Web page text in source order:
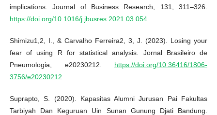
implications. Journal of Business Research, 131, 311–326.
https://doi.org/10.1016/j.jbusres.2021.03.054
Shimizu1,2, I., & Carvalho Ferreira2, 3, J. (2023). Losing your
fear of using R for statistical analysis. Jornal Brasileiro de
Pneumologia, e20230212. https://doi.org/10.36416/1806-
3756/e20230212
Suprapto, S. (2020). Kapasitas Alumni Jurusan Pai Fakultas
Tarbiyah Dan Keguruan Uin Sunan Gunung Djati Bandung.